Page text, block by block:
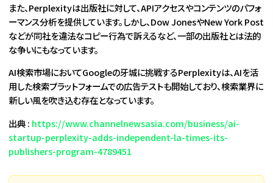
また、Perplexityは出版社に対して、APIアクセスやコンテンツのパフォ
ーマンス分析を提供しています。しかし、Dow JonesやNew York Post
などが同社を違法なコピー行為で訴えるなど、一部の出版社とは法的
な争いにもなっています。
AI検索市場においてGoogleの牙城に挑戦するPerplexityは、AIを活
用した検索プラットフォームでの広告テストも開始しており、検索業界に
新しい風を吹き込む存在となっています。
出典 : https://www.channelnewsasia.com/business/ai-
startup-perplexity-adds-independent-la-times-its-
publishers-program-4789451